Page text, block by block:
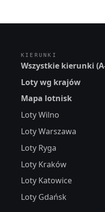
KIERUNKI
Wszystkie kierunki
Loty wg krajów
Mapa lotnisk
Loty Wilno
Loty Warszawa
Loty Ryga
Loty Kraków
Loty Katowice
Loty Gdańsk